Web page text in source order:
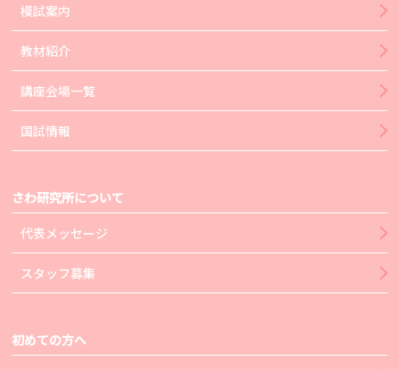
模試案内
教材紹介
講座会場一覧
国試情報
さわ研究所について
代表メッセージ
スタッフ募集
初めての方へ